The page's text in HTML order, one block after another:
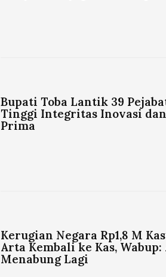
Bupati Toba Lantik 39
Tinggi Integritas Inovasi
Prima
Kerugian Negara Rp1,8 M
Arta Kembali ke Kas, Wabup:
Menabung Lagi